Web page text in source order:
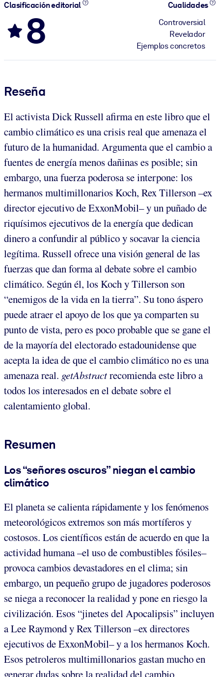
Clasificación editorial
8
Cualidades
Controversial
Revelador
Ejemplos concretos
Reseña
El activista Dick Russell afirma en este libro que el
cambio climático es una crisis real que amenaza el
futuro de la humanidad. Argumenta que el cambio a
fuentes de energía menos dañinas es posible; sin
embargo, una fuerza poderosa se interpone: los
hermanos multimillonarios Koch, Rex Tillerson –ex
director ejecutivo de ExxonMobil– y un puñado de
riquísimos ejecutivos de la energía que dedican
dinero a confundir al público y socavar la ciencia
legítima. Russell ofrece una visión general de las
fuerzas que dan forma al debate sobre el cambio
climático. Según él, los Koch y Tillerson son
“enemigos de la vida en la tierra”. Su tono áspero
puede atraer el apoyo de los que ya comparten su
punto de vista, pero es poco probable que se gane el
de la mayoría del electorado estadounidense que
acepta la idea de que el cambio climático no es una
amenaza real. getAbstractrecomienda este libro a
todos los interesados en el debate sobre el
calentamiento global.
Resumen
Los “señores oscuros” niegan el cambio
climático
El planeta se calienta rápidamente y los fenómenos
meteorológicos extremos son más mortíferos y
costosos. Los científicos están de acuerdo en que la
actividad humana –el uso de combustibles fósiles–
provoca cambios devastadores en el clima; sin
embargo, un pequeño grupo de jugadores poderosos
se niega a reconocer la realidad y pone en riesgo la
civilización. Esos “jinetes del Apocalipsis” incluyen
a Lee Raymond y Rex Tillerson –ex directores
ejecutivos de ExxonMobil– y a los hermanos Koch.
Esos petroleros multimillonarios gastan mucho en
generar dudas sobre la realidad del cambio